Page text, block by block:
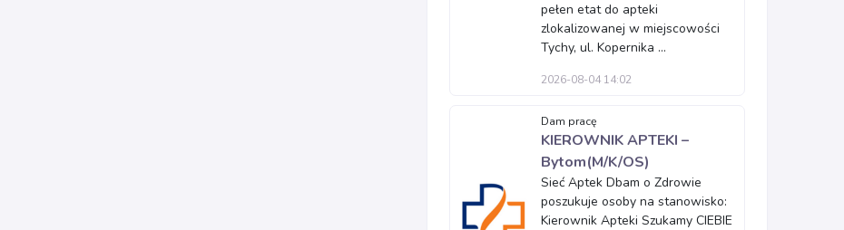
pełen etat do apteki
zlokalizowanej w miejscowości
Tychy, ul. Kopernika ...
2026-08-04 14:02
Dam pracę
KIEROWNIK APTEKI –
Bytom(M/K/OS)
Sieć Aptek Dbam o Zdrowie
poszukuje osoby na stanowisko:
Kierownik Apteki Szukamy CIEBIE